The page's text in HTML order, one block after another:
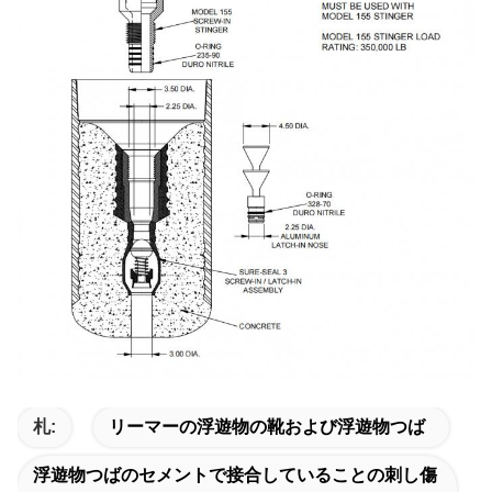
札: リーマーの浮遊物の靴および浮遊物つば
浮遊物つばのセメントで接合していることの刺し傷